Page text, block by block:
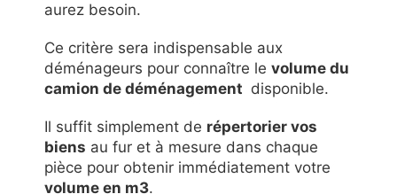
aurez besoin.
Ce critère sera indispensable aux
déménageurs pour connaître le volume du
camion de déménagement disponible.
Il suffit simplement de répertorier vos
biens au fur et à mesure dans chaque
pièce pour obtenir immédiatement votre
volume en m3.